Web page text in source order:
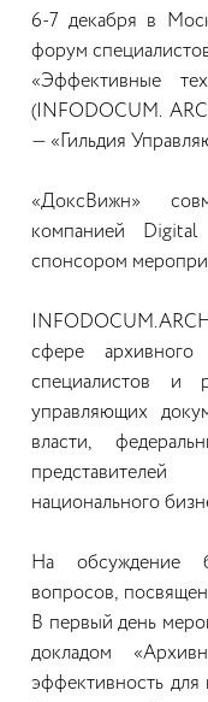
6-7 декабря в
форум
«Эффективные
(INFODOCUM.
— «Гильдия
«ДоксВижн»
компанией
спонсором
сфере архивного
специалистов и
управляющих
власти,
национального
На обсуждение
вопросов,
В первый день
докладом
эффективность для